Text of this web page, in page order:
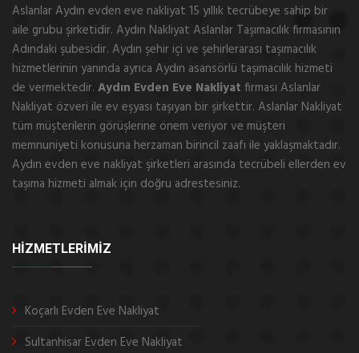
Aslanlar Aydın evden eve nakliyat 15 yıllık tecrübeye sahip bir
aile grubu şirketidir. Aydın Nakliyat Aslanlar Taşımacılık firmasının
Adındaki şubesidir. Aydın şehir içi ve şehirlerarası taşımacılık
hizmetlerinin yanında ayrıca Aydın asansörlü taşımacılık hizmeti
de vermektedir. Aydın Evden Eve Nakliyat firması Aslanlar
Nakliyat özveri ile ev eşyası taşıyan bir şirkettir. Aslanlar Nakliyat
tüm müşterilerin görüşlerine önem veriyor ve müşteri
memnuniyeti konusuna herzaman birincil zaafı ile yaklaşmaktadır.
Aydın evden eve nakliyat şirketleri arasında tecrübeli ellerden ev
taşıma hizmeti almak için doğru adrestesiniz.
HİZMETLERİMİZ
Koçarlı Evden Eve Nakliyat
Sultanhisar Evden Eve Nakliyat